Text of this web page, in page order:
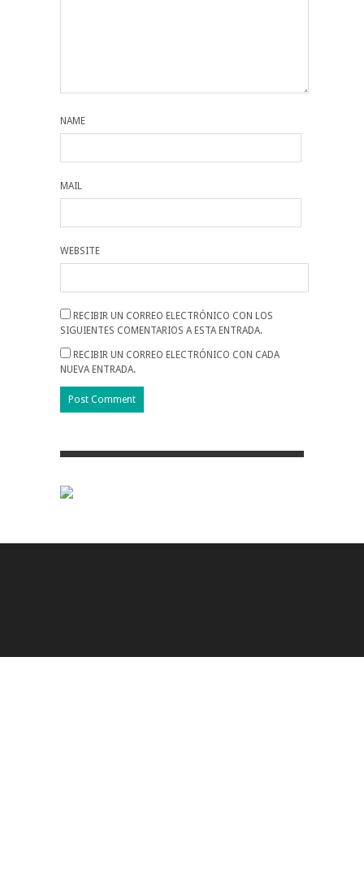
NAME
MAIL
WEBSITE
RECIBIR UN CORREO ELECTRÓNICO CON LOS
SIGUIENTES COMENTARIOS A ESTA ENTRADA.
RECIBIR UN CORREO ELECTRÓNICO CON CADA
NUEVA ENTRADA.